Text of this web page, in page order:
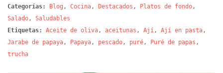
Categorías: Blog , Cocina , Destacados , Platos de fondo ,
Salado , Saludables
Etiquetas:
Aceite de oliva , aceitunas , Ají , Ají en pasta ,
Jarabe de papaya , Papaya , pescado , puré , Puré de papas ,
trucha